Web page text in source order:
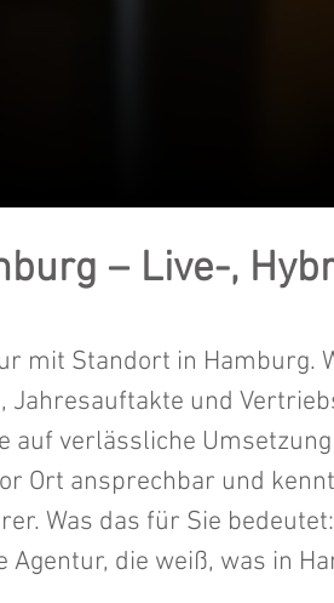
– Live-,
mit Standort in Hamburg.
Jahresauftakte und
auf verlässliche
Ort ansprechbar und
Was das für Sie
Agentur, die weiß, was in